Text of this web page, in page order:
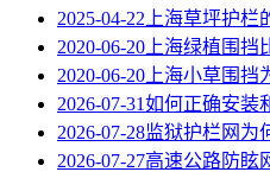
2025-04-22 上海草坪护栏
2020-06-20 上海绿植围
2020-06-20 上海小草围
2026-07-31如何正确安装
2026-07-28监狱护栏网为
2026-07-27高速公路防眩